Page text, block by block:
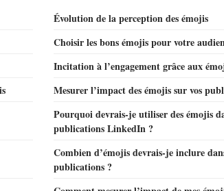
Évolution de la perception des émojis
Choisir les bons émojis pour votre
Incitation à l’engagement grâce aux
Mesurer l’impact des émojis sur vos
Pourquoi devrais-je utiliser des émojis
publications LinkedIn ?
Combien d’émojis devrais-je inclure
publications ?